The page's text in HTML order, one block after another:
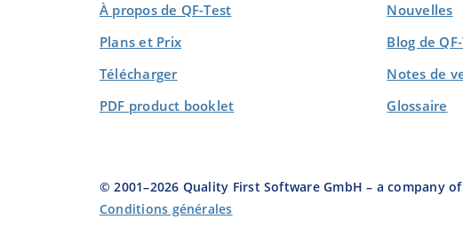
À propos de QF-Test
Plans et Prix
Télécharger
PDF product booklet
Nouvelles
Blog de
Notes de
Glossaire
© 2001–2026 Quality First Software GmbH – a company
Conditions générales